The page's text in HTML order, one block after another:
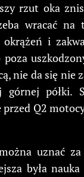
rzut oka
wracać na
okrążeń i
poza
nie da się nie
półki.
przed Q2
uznać
była